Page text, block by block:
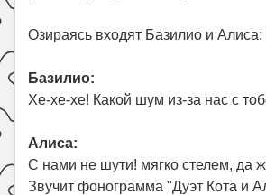
Озираясь входят Базилио и Алиса:
Базилио:
Хе-хе-хе! Какой шум из-за нас с
Алиса:
С нами не шути! мягко стелем, да
Звучит фонограмма "Дуэт Кота и